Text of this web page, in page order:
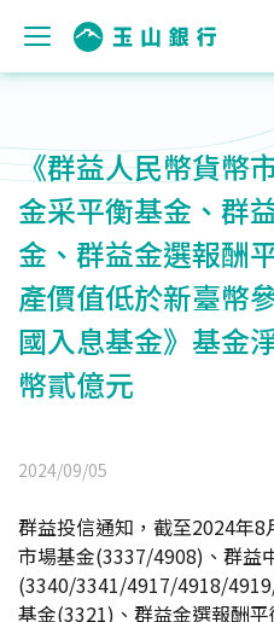
《群益人民幣貨幣
金采平衡基金、群
金、群益金選報酬
產價值低於新臺幣
國入息基金》基金
幣貳億元
2024/09/05
群益投信通知，截至2024年
市場基金(3337/4908)、群益
(3340/3341/4917/4918/
基金(3321)、群益金選報酬平